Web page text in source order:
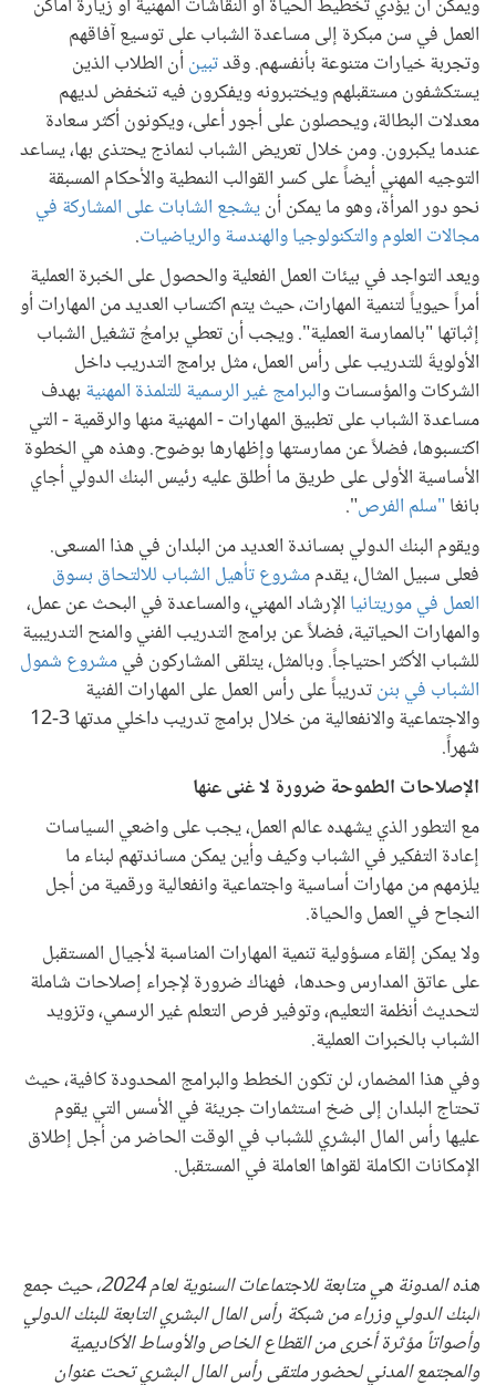
ويمكن أن يؤدي تخطيط الحياة أو النقاشات المهنية أو زيارة أماكن
العمل في سن مبكرة إلى مساعدة الشباب على توسيع آفاقهم
وتجربة خيارات متنوعة بأنفسهم. وقدتبين أن الطلاب الذين
يستكشفون مستقبلهم ويختبرونه ويفكرون فيه تنخفض لديهم
معدلات البطالة، ويحصلون على أجور أعلى، ويكونون أكثر سعادة
عندما يكبرون. ومن خلال تعريض الشباب لنماذج يحتذى بها، يساعد
التوجيه المهني أيضاً على كسر القوالب النمطية والأحكام المسبقة
نحو دور المرأة، وهو ما يمكن أنيشجع الشابات على المشاركة في
مجالات العلوم والتكنولوجيا والهندسة والرياضيات.
ويعد التواجد في بيئات العمل الفعلية والحصول على الخبرة العملية
أمراً حيوياً لتنمية المهارات، حيث يتم اكتساب العديد من المهارات أو
إثباتها "بالممارسة العملية". ويجب أن تعطي برامجُ تشغيل الشباب
الأولويةَ للتدريب على رأس العمل، مثل برامج التدريب داخل
الشركات والمؤسسات والبرامج غير الرسمية للتلمذة المهنية بهدف
مساعدة الشباب على تطبيق المهارات - المهنية منها والرقمية - التي
اكتسبوها، فضلاً عن ممارستها وإظهارها بوضوح. وهذه هي الخطوة
الأساسية الأولى على طريق ما أطلق عليه رئيس البنك الدولي أجاي
بانغا"سلم الفرص".
ويقوم البنك الدولي بمساندة العديد من البلدان في هذا المسعى.
فعلى سبيل المثال، يقدممشروع تأهيل الشباب للالتحاق بسوق
العمل في موريتانيا الإرشاد المهني، والمساعدة في البحث عن عمل،
والمهارات الحياتية، فضلاً عن برامج التدريب الفني والمنح التدريبية
للشباب الأكثر احتياجاً. وبالمثل، يتلقى المشاركون فيمشروع شمول
الشباب في بننتدريباً على رأس العمل على المهارات الفنية
والاجتماعية والانفعالية من خلال برامج تدريب داخلي مدتها 3-12
شهراً.
الإصلاحات الطموحة ضرورة لا غنى عنها
مع التطور الذي يشهده عالم العمل، يجب على واضعي السياسات
إعادة التفكير في الشباب وكيف وأين يمكن مساندتهم لبناء ما
يلزمهم من مهارات أساسية واجتماعية وانفعالية ورقمية من أجل
النجاح في العمل والحياة.
ولا يمكن إلقاء مسؤولية تنمية المهارات المناسبة لأجيال المستقبل
على عاتق المدارس وحدها، فهناك ضرورة لإجراء إصلاحات شاملة
لتحديث أنظمة التعليم، وتوفير فرص التعلم غير الرسمي، وتزويد
الشباب بالخبرات العملية.
وفي هذا المضمار، لن تكون الخطط والبرامج المحدودة كافية، حيث
تحتاج البلدان إلى ضخ استثمارات جريئة في الأسس التي يقوم
عليها رأس المال البشري للشباب في الوقت الحاضر من أجل إطلاق
الإمكانات الكاملة لقواها العاملة في المستقبل.
هذه المدونة هي متابعة للاجتماعات السنوية لعام 2024، حيث جمع
البنك الدولي وزراء من شبكة رأس المال البشري التابعة للبنك الدولي
وأصواتاً مؤثرة أخرى من القطاع الخاص والأوساط الأكاديمية
والمجتمع المدني لحضور ملتقى رأس المال البشري تحت عنوان